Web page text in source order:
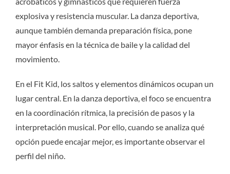
explosiva y resistencia muscular. La danza deportiva,
aunque también demanda preparación física, pone
mayor énfasis en la técnica de baile y la calidad del
movimiento.
En el Fit Kid, los saltos y elementos dinámicos ocupan un
lugar central. En la danza deportiva, el foco se encuentra
en la coordinación rítmica, la precisión de pasos y la
interpretación musical. Por ello, cuando se analiza qué
opción puede encajar mejor, es importante observar el
perfil del niño.